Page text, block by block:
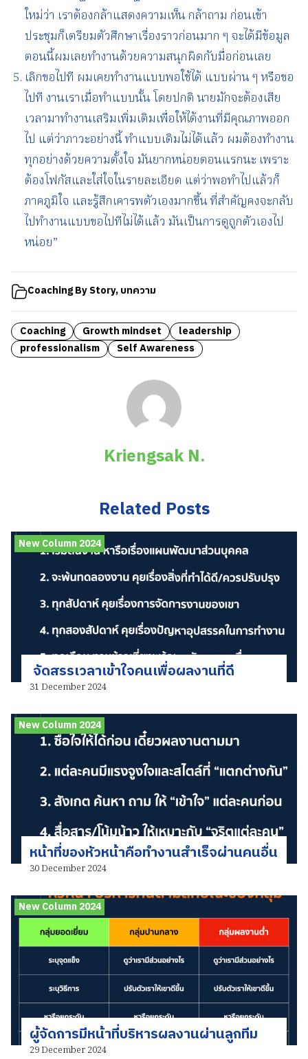
ใหม่ว่า เราต้องกล้าแสดงความเห็น กล้าถาม ก่อนเข้า
ประชุมก็เตรียมตัวศึกษาเรื่องราวก่อนมาก ๆ จะได้มีข้อมูล
ตอนนี้ผมเลยทำงานด้วยความสนุกผิดกับมื่อก่อนเลย
เลิกขอไปที ผมเคยทำงานแบบพอใช้ได้ แบบผ่าน ๆ หรือขอ
ไปที งานเราเมื่อทำแบบนั้น โดยปกติ นายมักจะต้องเสีย
เวลามาทำงานเสริมเพิ่มเติมเพื่อให้ได้งานที่มีคุณภาพออก
ไป แต่ว่าภาวะอย่างนี้ ทำแบบเดิมไม่ได้แล้ว ผมต้องทำงาน
ทุกอย่างด้วยความตั้งใจ มันยากหน่อยตอนแรกนะ เพราะ
ต้องโฟกัสและใส่ใจในรายละเอียด แต่ว่าพอทำไปแล้วก็
ภาคภูมิใจ และรู้สึกเคารพตัวเองมากขึ้น ที่สำคัญคงจะกลับ
ไปทำงานแบบขอไปทีไม่ได้แล้ว มันเป็นการดูถูกตัวเองไป
หน่อย”
Coaching By Story,บทความ
Coaching Growth mindset
leadership
professionalism
Self Awareness
Kriengsak N.
Related Posts
New Column 2024
จัดสรรเวลาเข้าใจคนเพื่อผลงานที่ดี
31 December 2024
New Column 2024
หน้าที่ของหัวหน้าคือทำงานสำเร็จผ่านคนอื่น
30 December 2024
New Column 2024
ผู้จัดการมีหน้าที่บริหารผลงานผ่านลูกทีม
29 December 2024